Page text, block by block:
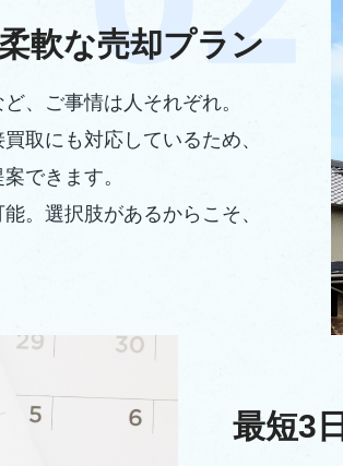
軟な売却プラン
、ご事情は人それぞれ。
取にも対応しているため、
できます。
。選択肢があるからこそ、
最短3